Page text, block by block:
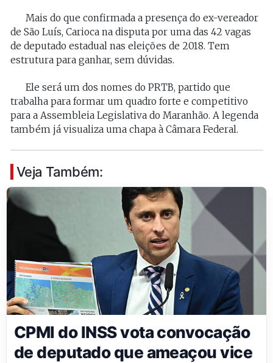
Mais do que confirmada a presença do ex-vereador
de São Luís, Carioca na disputa por uma das 42 vagas
de deputado estadual nas eleições de 2018. Tem
estrutura para ganhar, sem dúvidas.
Ele será um dos nomes do PRTB, partido que
trabalha para formar um quadro forte e competitivo
para a Assembleia Legislativa do Maranhão. A legenda
também já visualiza uma chapa à Câmara Federal.
Veja Também:
CPMI do INSS vota convocação
de deputado que ameaçou vice